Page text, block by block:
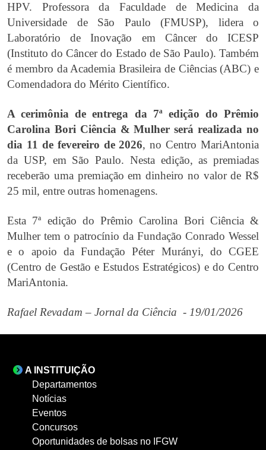
HPV. Professora da Faculdade de Medicina da
Universidade de São Paulo (FMUSP), lidera o
Laboratório de Inovação em Câncer do ICESP
(Instituto do Câncer do Estado de São Paulo). Também
é membro da Academia Brasileira de Ciências (ABC) e
Comendadora do Mérito Científico.
A cerimônia de entrega da 7ª edição do Prêmio
Carolina Bori Ciência & Mulher será realizada no
dia 11 de fevereiro de 2026, no Centro MariAntonia
da USP, em São Paulo. Nesta edição, as premiadas
receberão uma premiação em dinheiro no valor de R$
25 mil, entre outras homenagens.
Esta 7ª edição do Prêmio Carolina Bori Ciência &
Mulher tem o patrocínio da Fundação Conrado Wessel
e o apoio da Fundação Péter Murányi, do CGEE
(Centro de Gestão e Estudos Estratégicos) e do Centro
MariAntonia.
Rafael Revadam – Jornal da Ciência - 19/01/2026
A INSTITUIÇÃO
Departamentos
Notícias
Eventos
Concursos
Oportunidades de bolsas no IFGW